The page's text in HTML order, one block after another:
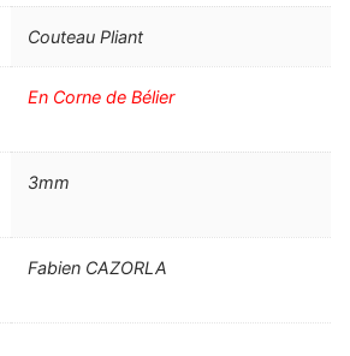
Couteau Pliant
En Corne de Bélier
3mm
Fabien CAZORLA